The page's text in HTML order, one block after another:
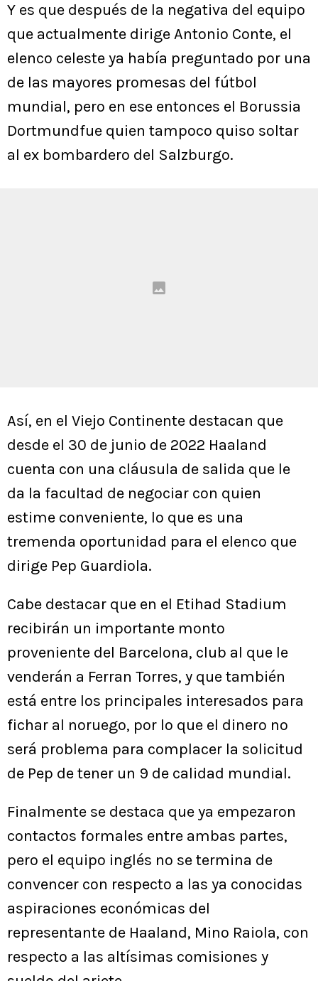
Y es que después de la negativa del equipo
que actualmente dirige Antonio Conte, el
elenco celeste ya había preguntado por una
de las mayores promesas del fútbol
mundial, pero en ese entonces el Borussia
Dortmundfue quien tampoco quiso soltar
al ex bombardero del Salzburgo.
Así, en el Viejo Continente destacan que
desde el 30 de junio de 2022 Haaland
cuenta con una cláusula de salida que le
da la facultad de negociar con quien
estime conveniente, lo que es una
tremenda oportunidad para el elenco que
dirige Pep Guardiola.
Cabe destacar que en el Etihad Stadium
recibirán un importante monto
proveniente del Barcelona, club al que le
venderán a Ferran Torres, y que también
está entre los principales interesados para
fichar al noruego, por lo que el dinero no
será problema para complacer la solicitud
de Pep de tener un 9 de calidad mundial.
Finalmente se destaca que ya empezaron
contactos formales entre ambas partes,
pero el equipo inglés no se termina de
convencer con respecto a las ya conocidas
aspiraciones económicas del
representante de Haaland, Mino Raiola, con
respecto a las altísimas comisiones y